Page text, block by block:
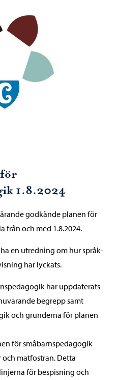
1.8.2024
godkände planen för
från och med 1.8.2024.
en utredning om hur språk-
har lyckats.
har uppdaterats
begrepp samt
och grunderna för planen
för småbarnspedagogik
matfostran. Detta
för bespisning och